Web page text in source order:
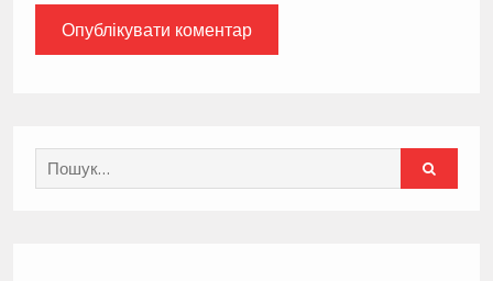
Search
for: